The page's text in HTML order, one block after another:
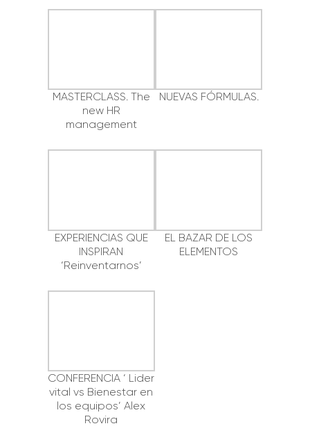
MASTERCLASS. The
new HR
management
NUEVAS FÓRMULAS.
EXPERIENCIAS QUE
INSPIRAN
‘Reinventarnos’
EL BAZAR DE LOS
ELEMENTOS
CONFERENCIA ‘ Lider
vital vs Bienestar en
los equipos’ Alex
Rovira